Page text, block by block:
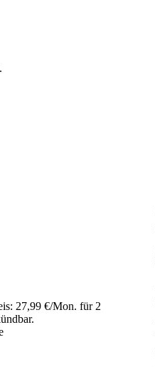
27,99 €/Mon. für 2